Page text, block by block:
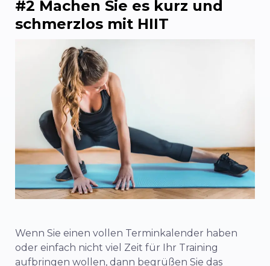
#2 Machen Sie es kurz und
schmerzlos mit HIIT
Wenn Sie einen vollen Terminkalender haben
oder einfach nicht viel Zeit für Ihr Training
aufbringen wollen, dann begrüßen Sie das